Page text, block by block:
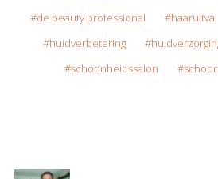
de beauty professional
haaruitval
huidverbetering
schoonheidssalon